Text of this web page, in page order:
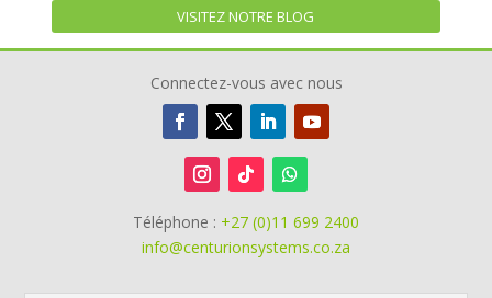
VISITEZ NOTRE BLOG
Connectez-vous avec nous
Téléphone : +27 (0)11 699 2400
info@centurionsystems.co.za